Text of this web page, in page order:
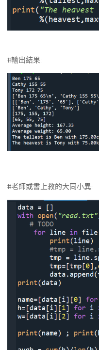
#輸出結果:
#老師或書上教的大同小異: